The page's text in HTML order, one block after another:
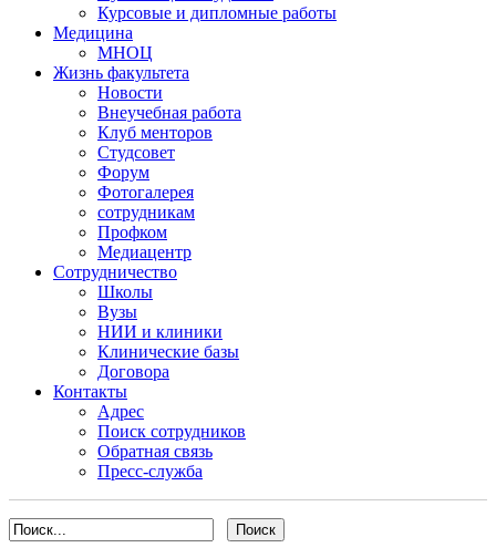
Курсовые и дипломные работы
Медицина
МНОЦ
Жизнь факультета
Новости
Внеучебная работа
Клуб менторов
Студсовет
Форум
Фотогалерея
сотрудникам
Профком
Медиацентр
Сотрудничество
Школы
Вузы
НИИ и клиники
Клинические базы
Договора
Контакты
Адрес
Поиск сотрудников
Обратная связь
Пресс-служба